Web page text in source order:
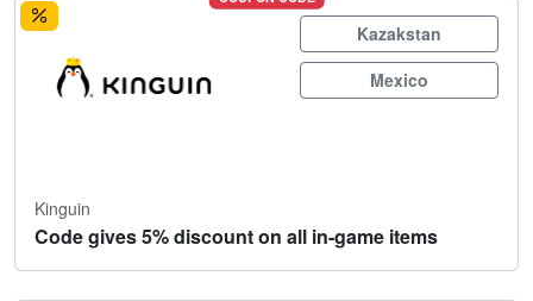
Kazakstan
Mexico
Kinguin
Code gives 5% discount on all in-game items